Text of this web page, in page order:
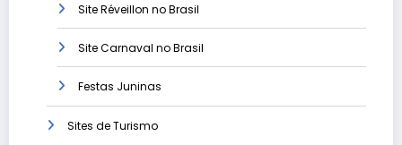
Site Réveillon no Brasil
Site Carnaval no Brasil
Festas Juninas
Sites de Turismo